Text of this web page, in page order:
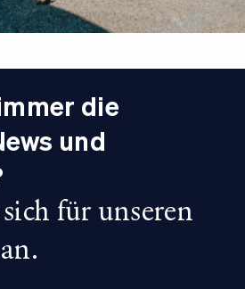
die
und
für unseren